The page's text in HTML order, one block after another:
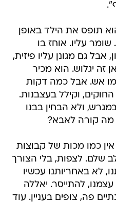
תופס את הילד באופן
שומר עליו. אוחז בו
אבל גם מגונן עליו פיזית,
זה יגלוש. הוא מכיר
אש. אבל כמה דקות
וקילל בעצבנות.
ולא הבחין בבנו
מה קורה לאבא?
כמו מכות של קבוצות
שלם. לצפות, בלי הצורך
לא באחריותנו עכשיו
להתייסר. יאללה
פה, צופים בעניין. עוד